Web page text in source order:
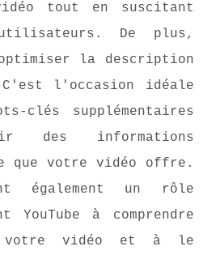
tout en suscitant
De plus,
la description
l'occasion idéale
clés supplémentaires
des informations
que votre vidéo offre.
également un rôle
à comprendre
votre vidéo et à le